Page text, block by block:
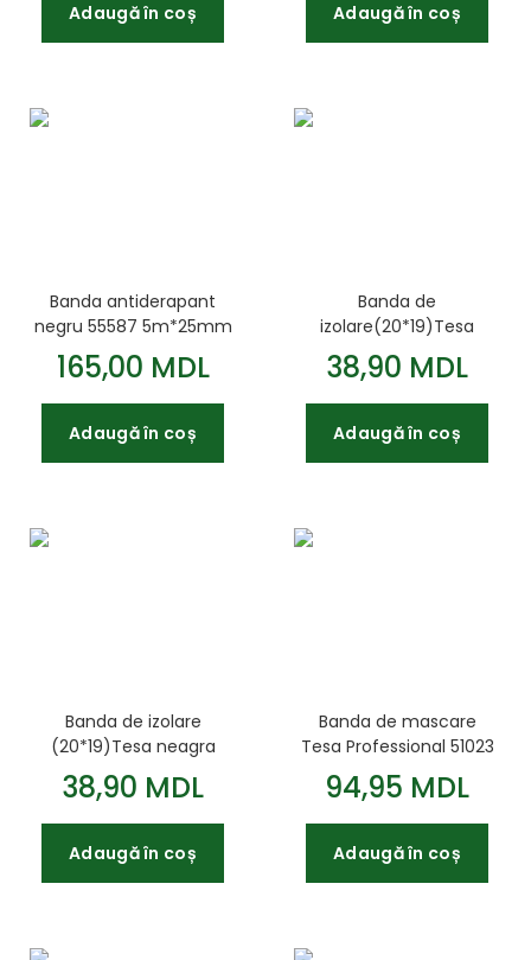
Adaugă în coș Adaugă în coș
Banda antiderapant
negru 55587 5m*25mm
165,00 MDL
Adaugă în coș
Banda de
izolare(20*19)Tesa
albastra 53988
38,90 MDL
Adaugă în coș
Banda de izolare
(20*19)Tesa neagra
53988
38,90 MDL
Adaugă în coș
Banda de mascare
Tesa Professional 51023
50m*50mm
94,95 MDL
Adaugă în coș